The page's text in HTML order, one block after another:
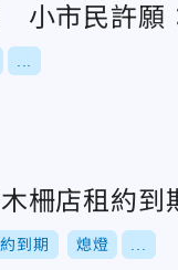
小市民許願
柵店租約
到期 熄燈